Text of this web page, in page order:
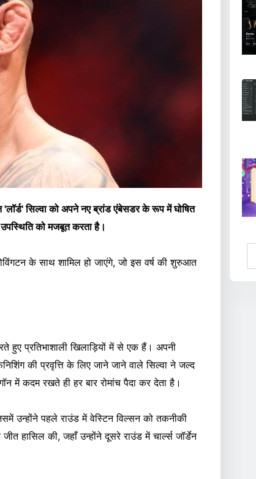
सिल्वा को अपने नए ब्रांड एंबेसडर के रूप में घोषित
को मजबूत करता है।
के साथ शामिल हो जाएंगे, जो इस वर्ष की शुरुआत
प्रतिभाशाली खिलाड़ियों में से एक हैं। अपनी
की प्रवृत्ति के लिए जाने जाने वाले सिल्वा ने जल्द
में कदम रखते ही हर बार रोमांच पैदा कर देता है।
उन्होंने पहले राउंड में वेस्टिन विल्सन को तकनीकी
हासिल की, जहाँ उन्होंने दूसरे राउंड में चार्ल्स जॉर्डेन